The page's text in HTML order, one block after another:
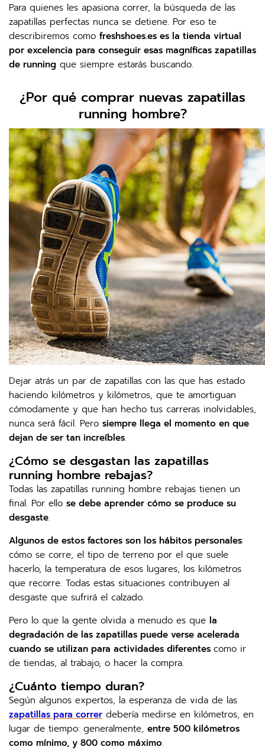
Para quienes les apasiona correr, la búsqueda de las
zapatillas perfectas nunca se detiene. Por eso te
describiremos como freshshoes.es es la tienda virtual
por excelencia para conseguir esas magníficas zapatillas
de running que siempre estarás buscando.
¿Por qué comprar nuevas zapatillas
running hombre?
Dejar atrás un par de zapatillas con las que has estado
haciendo kilómetros y kilómetros, que te amortiguan
cómodamente y que han hecho tus carreras inolvidables,
nunca será fácil. Pero siempre llega el momento en que
dejan de ser tan increíbles.
¿Cómo se desgastan las zapatillas
running hombre rebajas?
Todas las zapatillas running hombre rebajas tienen un
final. Por ello se debe aprender cómo se produce su
desgaste.
Algunos de estos factores son los hábitos personales:
cómo se corre, el tipo de terreno por el que suele
hacerlo, la temperatura de esos lugares, los kilómetros
que recorre. Todas estas situaciones contribuyen al
desgaste que sufrirá el calzado.
Pero lo que la gente olvida a menudo es que la
degradación de las zapatillas puede verse acelerada
cuando se utilizan para actividades diferentes como ir
de tiendas, al trabajo, o hacer la compra.
¿Cuánto tiempo duran?
Según algunos expertos, la esperanza de vida de las
zapatillas para correr debería medirse en kilómetros, en
lugar de tiempo: generalmente, entre 500 kilómetros
como mínimo, y 800 como máximo.